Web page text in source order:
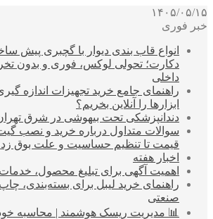
۱۴۰۵/۰۵/۱۵
خبر فوری
انواع قاب بندی دیوار با گچبری پیش
دکارت؛ تحولی لوکس، فوری و بدون
داخلی
راهنمای جامع خرید تجهیزات اندازه
ابزارها را آنلاین بخریم؟
دندانپزشکی تحت بیهوشی در شرق
سوالات متداول درباره خرید و نصب
قیمت تا تنظیم حساسیت و علت بوق
اخبار هفته
اهمیت آگهی برای تبلیغ محصول،
راهنمای خرید لیبل برای بسته‌بندی،
صنعتی
📊 مدیریت ریسک هوشمند | محاسبه